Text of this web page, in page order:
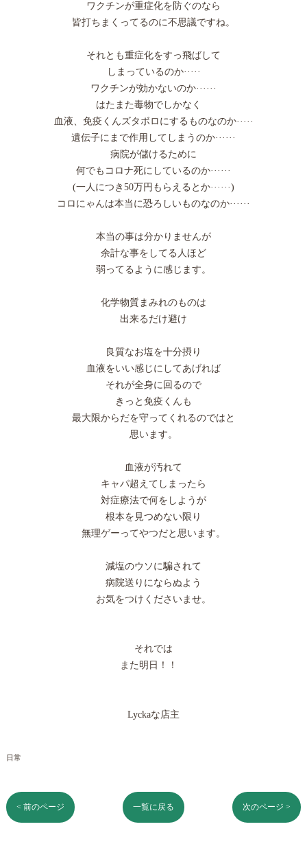
ワクチンが重症化を防ぐのなら
皆打ちまくってるのに不思議ですね。
それとも重症化をすっ飛ばして
しまっているのか·····
ワクチンが効かないのか······
はたまた毒物でしかなく
血液、免疫くんズタボロにするものなのか·····
遺伝子にまで作用してしまうのか······
病院が儲けるために
何でもコロナ死にしているのか······
(一人につき50万円もらえるとか······)
コロにゃんは本当に恐ろしいものなのか······
本当の事は分かりませんが
余計な事をしてる人ほど
弱ってるように感じます。
化学物質まみれのものは
出来るだけ避け
良質なお塩を十分摂り
血液をいい感じにしてあげれば
それが全身に回るので
きっと免疫くんも
最大限からだを守ってくれるのではと
思います。
血液が汚れて
キャパ超えてしまったら
対症療法で何をしようが
根本を見つめない限り
無理ゲーってやつだと思います。
減塩のウソに騙されて
病院送りにならぬよう
お気をつけくださいませ。
それでは
また明日！！
Lyckaな店主
日常
< 前のページ 一覧に戻る 次のページ >